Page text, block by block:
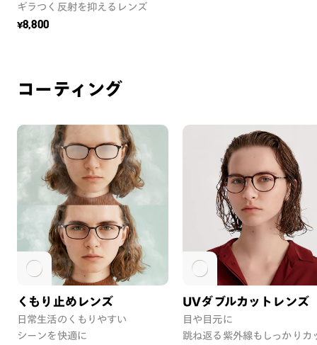
ギラつく反射を抑えるレンズ
¥8,800
コーティング
くもり止めレンズ
日常生活のくもりやすい
シーンを快適に
UVダブルカットレンズ
目や目元に
跳ね返る紫外線もしっかりカ